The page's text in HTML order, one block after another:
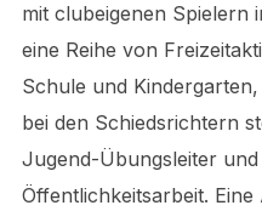
mit clubeigenen Spielern
eine Reihe von
Schule und
bei den Schiedsrichtern
Jugend-Übungsleiter
Öffentlichkeitsarbeit.